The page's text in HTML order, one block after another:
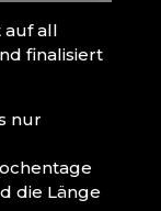
all
finalisiert
nur
die Länge